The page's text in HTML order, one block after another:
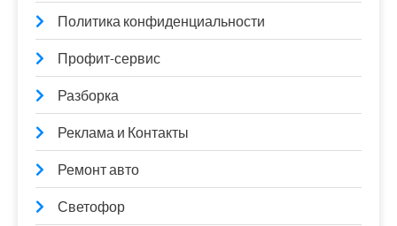
Политика конфиденциальности
Профит-сервис
Разборка
Реклама и Контакты
Ремонт авто
Светофор